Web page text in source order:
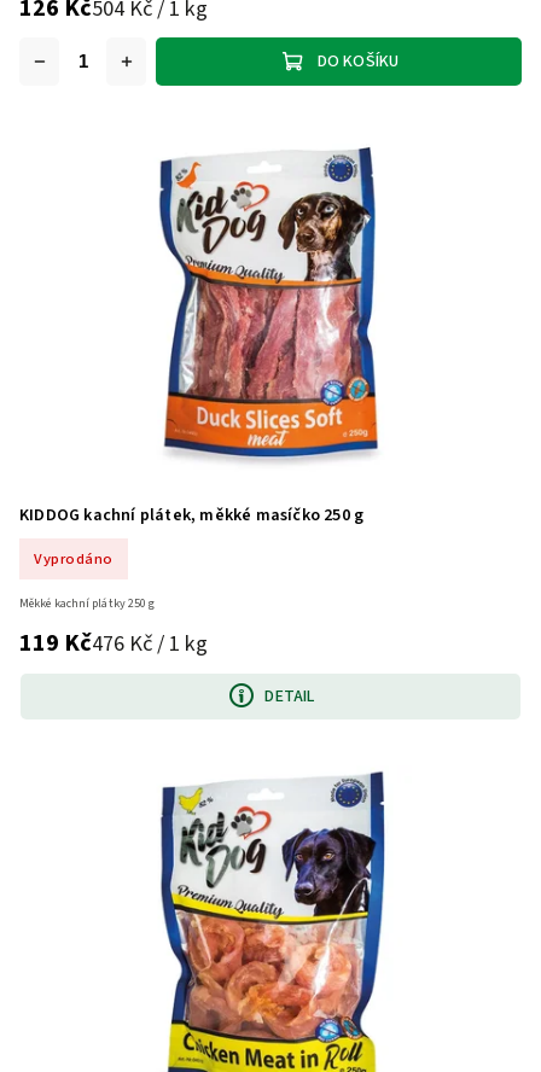
126 Kč504 Kč / 1 kg
DO KOŠÍKU
KIDDOG kachní plátek, měkké masíčko 250 g
Vyprodáno
119 Kč476 Kč / 1 kg
DETAIL
Měkké kachní plátky 250 g